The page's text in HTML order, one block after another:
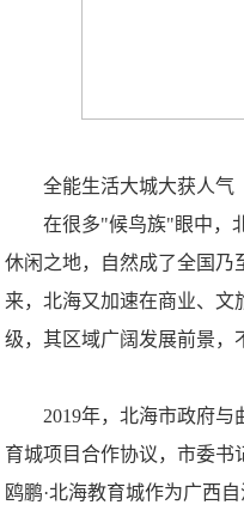
全能生活大城大获人气
在很多"候鸟族"眼中，
休闲之地，自然成了全国乃
来，北海又加速在商业、文
级，其区域广阔发展前景，
2019年，北海市政府与
育城项目合作协议，市委书
鸥鹏·北海教育城作为广西